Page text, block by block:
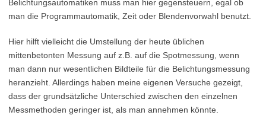
Belichtungsautomatiken muss man hier gegensteuern, egal ob
man die Programmautomatik, Zeit oder Blendenvorwahl benutzt.
Hier hilft vielleicht die Umstellung der heute üblichen
mittenbetonten Messung auf z.B. auf die Spotmessung, wenn
man dann nur wesentlichen Bildteile für die Belichtungsmessung
heranzieht. Allerdings haben meine eigenen Versuche gezeigt,
dass der grundsätzliche Unterschied zwischen den einzelnen
Messmethoden geringer ist, als man annehmen könnte.